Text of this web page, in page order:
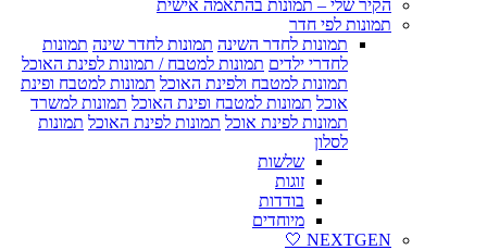
הקיר שלי – תמונות בהתאמה אישית
תמונות לפי חדר
תמונות לחדר השינה תמונות לחדר שינה תמונות
לחדרי ילדים תמונות למטבח / תמונות לפינת האוכל
תמונות למטבח ולפינת האוכל תמונות למטבח ופינת
אוכל תמונות למטבח ופינת האוכל תמונות למשרד
תמונות לפינת אוכל תמונות לפינת האוכל תמונות
לסלון
שלשות
זוגות
בודדות
מיוחדים
NEXTGEN 🤍